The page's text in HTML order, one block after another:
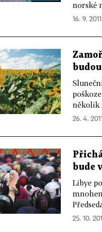
norské
16. 9.
několik
26. 4.
bude
Libye
25. 10.